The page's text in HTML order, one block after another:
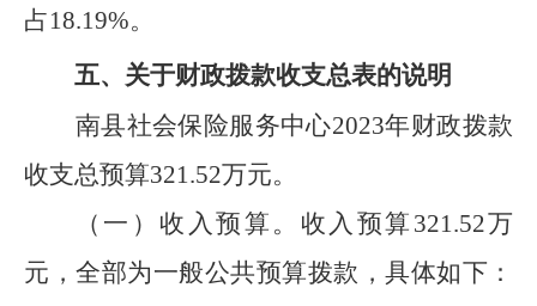
占18.19%。
五、关于财政拨款收支总表的说明
南县社会保险服务中心2023年财政拨款
收支总预算321.52万元。
（一） 收入预算。 收入预算 321.52万
元， 全部为一般公共预算拨款 ，具体如下：